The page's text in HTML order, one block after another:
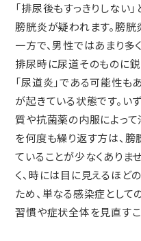
「排尿後もすっきりしない
膀胱炎が疑われます。膀
一方で、男性ではあまり多
排尿時に尿道そのものに鋭
「尿道炎」である可能性も
が起きている状態です。い
質や抗菌薬の内服によって
を何度も繰り返す方は、
ていることが少なくありま
く、時には目に見えるほど
ため、単なる感染症として
習慣や症状全体を見直すこ